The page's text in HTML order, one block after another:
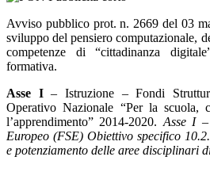
Avviso pubblico prot. n. 2669 del 03
sviluppo del pensiero computazionale,
competenze di “cittadinanza
formativa.
Asse I– Istruzione – Fondi
Operativo Nazionale “Per la scuola,
l’apprendimento” 2014-2020. Asse I
Europeo (FSE) Obiettivo specifico
e potenziamento delle aree disciplinari